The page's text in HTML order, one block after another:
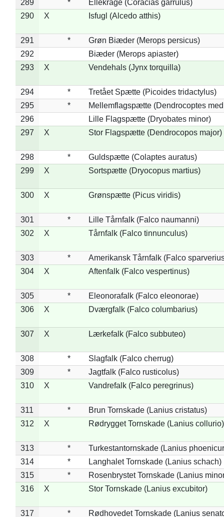
289 *
Ellekrage (Coracias garrulus)
290
X Isfugl (Alcedo atthis)
291 *
Grøn Biæder (Merops persicus)
292
Biæder (Merops apiaster)
293
X Vendehals (Jynx torquilla)
294 *
Tretået Spætte (Picoides tridactylus)
295
*
Mellemflagspætte (Dendrocoptes
296
Lille Flagspætte (Dryobates minor)
297
X Stor Flagspætte (Dendrocopos major)
298 *
Guldspætte (Colaptes auratus)
299
X Sortspætte (Dryocopus martius)
300 X Grønspætte (Picus viridis)
301 *
Lille Tårnfalk (Falco naumanni)
302
X Tårnfalk (Falco tinnunculus)
303 *
Amerikansk Tårnfalk (Falco
304
X Aftenfalk (Falco vespertinus)
305 *
Eleonorafalk (Falco eleonorae)
306
X Dværgfalk (Falco columbarius)
307 X Lærkefalk (Falco subbuteo)
308 *
Slagfalk (Falco cherrug)
309
*
Jagtfalk (Falco rusticolus)
310
X Vandrefalk (Falco peregrinus)
311 *
Brun Tornskade (Lanius cristatus)
312
X Rødrygget Tornskade (Lanius collurio)
313 *
Turkestantornskade (Lanius
314
*
Langhalet Tornskade (Lanius schach)
315
*
Rosenbrystet Tornskade (Lanius
316
X Stor Tornskade (Lanius excubitor)
317 *
Rødhovedet Tornskade (Lanius